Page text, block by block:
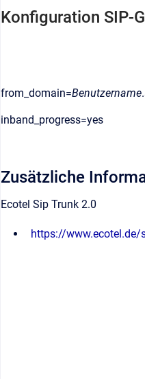
Konfiguration SIP-
from_domain=Benutzername
inband_progress=yes
Zusätzliche
Ecotel Sip Trunk 2.0
https://